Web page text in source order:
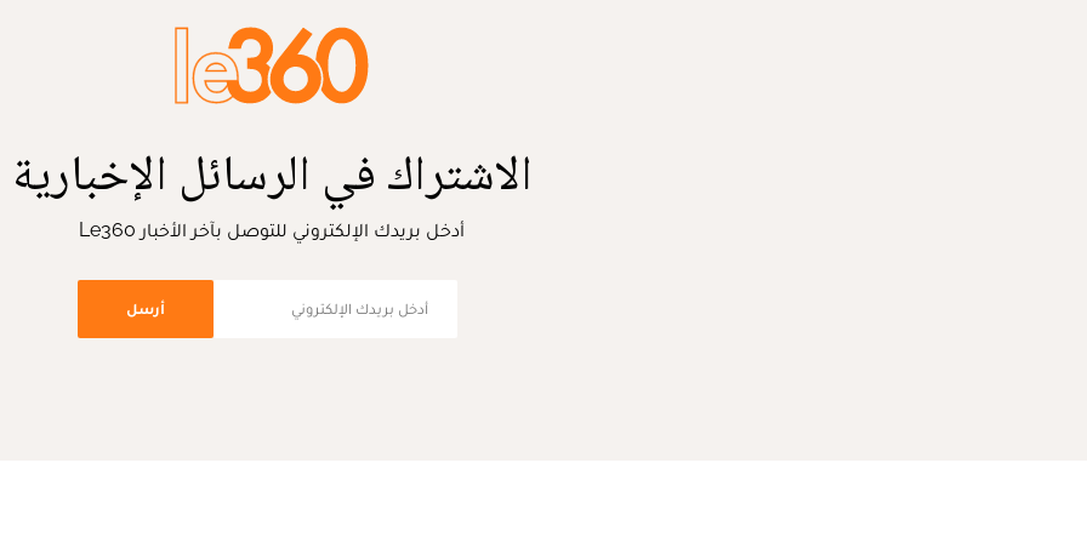
الاشتراك في الرسائل الإخبارية
أدخل بريدك الإلكتروني للتوصل بآخر الأخبار Le360
أرسل